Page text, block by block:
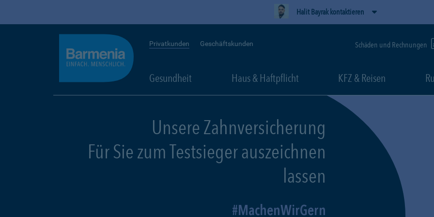
Halit Bayrak kontaktieren
Privatkunden Geschäftskunden Schäden und Rechnungen
Gesundheit Haus & Haftpflicht KFZ & Reisen
Unsere Zahnversicherung
Für Sie zum Testsieger auszeichnen
lassen
MachenWirGern